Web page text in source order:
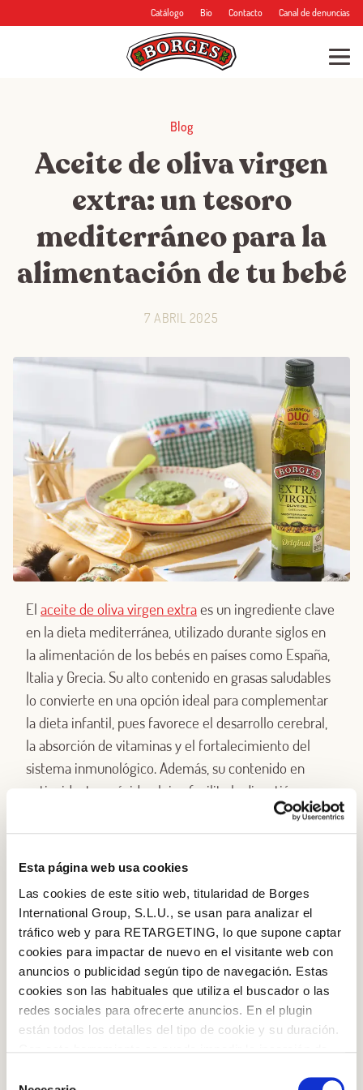
Esta página web usa cookies
Las cookies de este sitio web, titularidad de Borges
International Group, S.L.U., se usan para analizar el
tráfico web y para RETARGETING, lo que supone captar
cookies para impactar de nuevo en el visitante web con
anuncios o publicidad según tipo de navegación. Estas
cookies son las habituales que utiliza el buscador o las
redes sociales para ofrecerte anuncios. En el plugin
están todos los detalles del tipo de cookie y su duración.
Catálogo Bio Contacto Canal de denuncias
Blog
Aceite de oliva virgen
extra: un tesoro
mediterráneo para la
alimentación de tu bebé
7 ABRIL 2025
El aceite de oliva virgen extraes un ingrediente clave
en la dieta mediterránea, utilizado durante siglos en
la alimentación de los bebés en países como España,
Italia y Grecia. Su alto contenido en grasas saludables
lo convierte en una opción ideal para complementar
la dieta infantil, pues favorece el desarrollo cerebral,
la absorción de vitaminas y el fortalecimiento del
sistema inmunológico. Además, su contenido en
antioxidantes y ácido oleico facilita la digestión y
protege el sistema cardiovascular desde los primeros
meses de vida.
Más allá de sus beneficios nutricionales, el aceite de
oliva virgen extra es un ingrediente versátil en la
cocina. Puedes añadirlo a sopas y purés, o incluso
puedes echar unas gotas en la leche del bebé para
mejorar su digestión. También es una opción
saludable para aliñar verduras y preparar papillas
caseras. ¡Fundamental para una alimentación
equilibrada y natural para grandes y pequeños!